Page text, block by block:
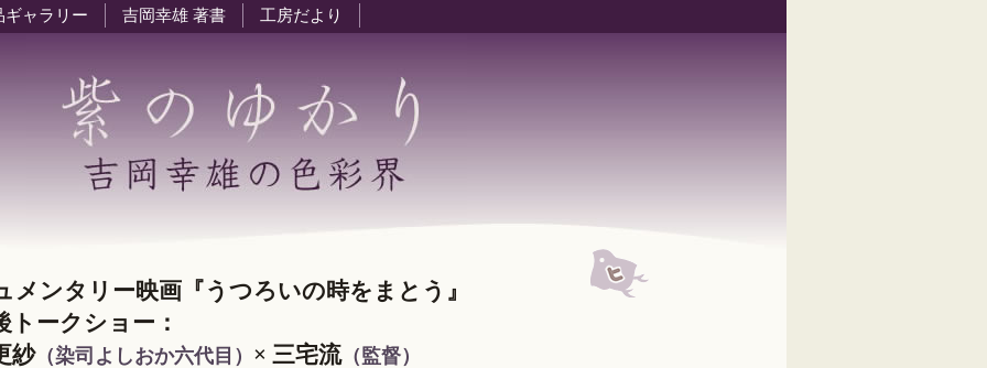
ギャラリー 吉岡幸雄 著書 工房だより
メンタリー映画『うつろいの時をまとう』
トークショー：
紗（染司よしおか六代目） × 三宅流（監督）